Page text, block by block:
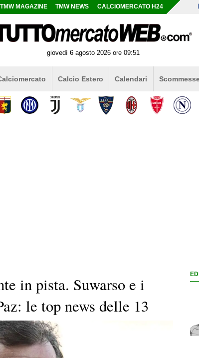
TMW MAGAZINE TMW NEWS CALCIOMERCATO H24
giovedì 6 agosto 2026 ore 09:51
Calcio Estero Calendari
in pista. Suwarso e i
le top news delle 13